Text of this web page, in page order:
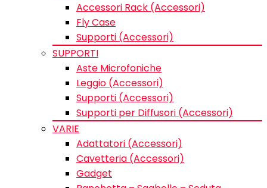
Accessori Rack (Accessori)
Fly Case
Supporti (Accessori)
SUPPORTI
Aste Microfoniche
Leggio (Accessori)
Supporti (Accessori)
Supporti per Diffusori (Accessori)
VARIE
Adattatori (Accessori)
Cavetteria (Accessori)
Gadget